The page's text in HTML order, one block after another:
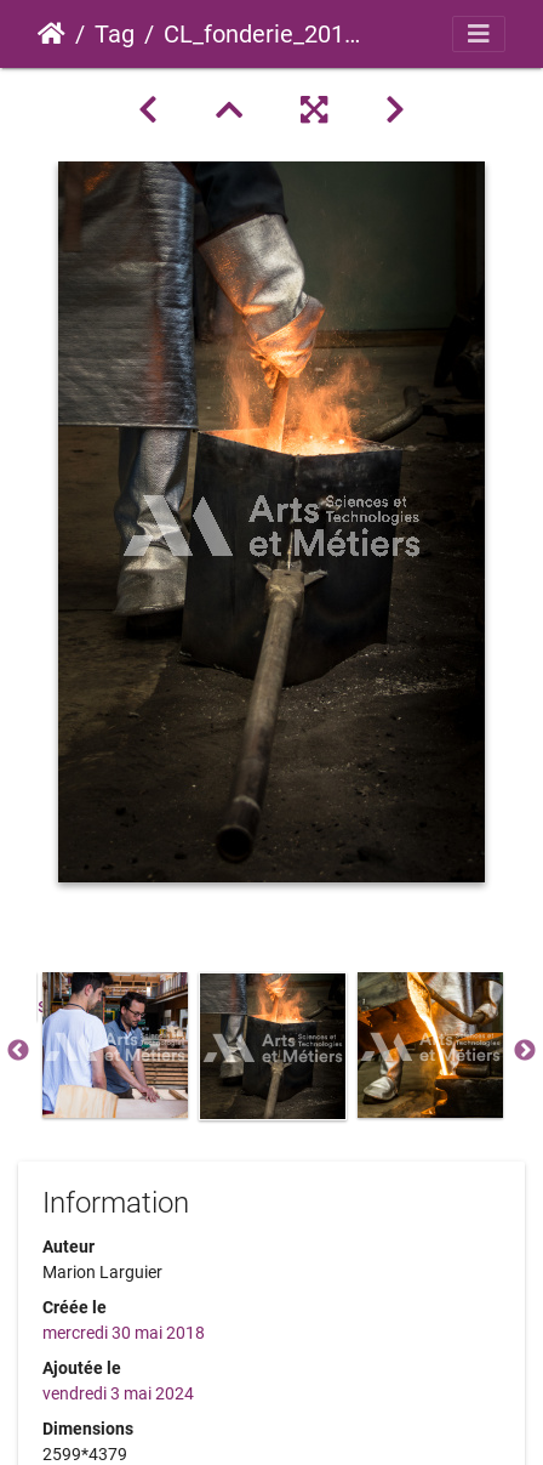
Tag CL_fonderie_2018_0001
Information
Auteur
Marion Larguier
Créée le
mercredi 30 mai 2018
Ajoutée le
vendredi 3 mai 2024
Dimensions
2599*4379